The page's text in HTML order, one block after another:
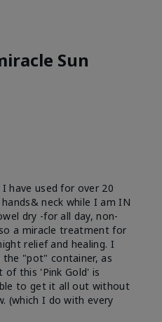
Sun
have used for over 20
neck while I am IN
dry -for all day, non-
a miracle treatment for
relief and healing. I
"pot" container, as
of this 'Pink Gold' is
to get it all out without
(which I do with every